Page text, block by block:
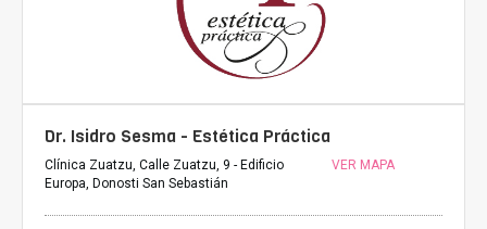
Dr. Isidro Sesma - Estética Práctica
Clínica Zuatzu, Calle Zuatzu, 9 - Edificio
Europa, Donosti San Sebastián
VER MAPA